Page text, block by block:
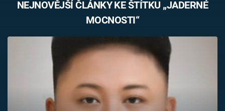
TV Program
NEJNOVĚJŠÍ ČLÁNKY KE ŠTÍTKU „JADERNÉ
MOCNOSTI“